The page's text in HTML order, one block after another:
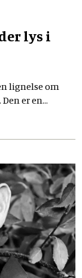
lys i
lignelse om
er en